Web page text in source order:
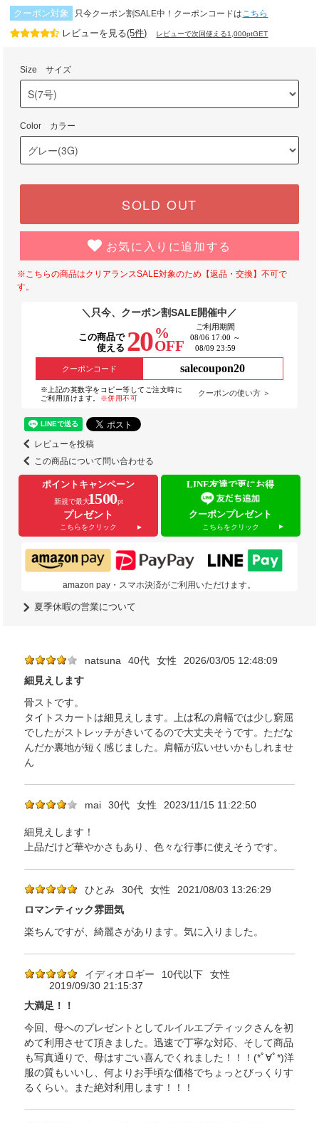
クーポン対象 只今クーポン割SALE中！クーポンコードはこちら
レビューを見る(5件) レビューで次回使える1,000ptGET
Size サイズ
Color カラー
SOLD OUT
お気に入りに追加する
※こちらの商品はクリアランスSALE対象のため【返品・交換】不可で
す。
＼只今、クーポン割SALE開催中／
この商品で
使える 20 %
OFF
ご利用期間
08/06 17:00 ～
08/09 23:59
クーポンコード salecoupon20
※上記の英数字をコピー等してご注文時に
ご利用頂けます。
※併用不可
クーポンの使い方 ＞
レビューを投稿
この商品について問い合わせる
ポイントキャンペーン
新規で最大1500pt
プレゼント
こちらをクリック
LINE友達で更にお得
クーポンプレゼント
こちらをクリック
amazon pay・スマホ決済がご利用いただけます。
夏季休暇の営業について
natsuna 40代 女性
2026/03/05 12:48:09
細見えします
骨ストです。
タイトスカートは細見えします。上は私の肩幅では少し窮屈
でしたがストレッチがきいてるので大丈夫そうです。ただな
んだか裏地が短く感じました。肩幅が広いせいかもしれませ
ん
mai 30代 女性 2023/11/15 11:22:50
細見えします！
上品だけど華やかさもあり、色々な行事に使えそうです。
ひとみ 30代 女性
2021/08/03 13:26:29
ロマンティック雰囲気
楽ちんですが、綺麗さがあります。気に入りました。
イディオロギー 10代以下
女性
2019/09/30 21:15:37
大満足！！
今回、母へのプレゼントとしてルイルエブティックさんを初
めて利用させて頂きました。迅速で丁寧な対応、そして商品
も写真通りで、母はすごい喜んでくれました！！！(*ﾟ∀ﾟ*)洋
服の質もいいし、何よりお手頃な価格でちょっとびっくりす
るくらい。また絶対利用します！！！